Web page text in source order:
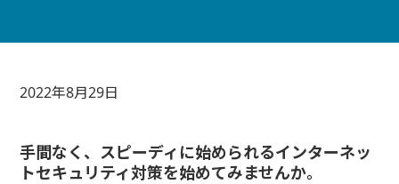
2022年8月29日
手間なく、スピーディに始められるインターネッ
トセキュリティ対策を始めてみませんか。